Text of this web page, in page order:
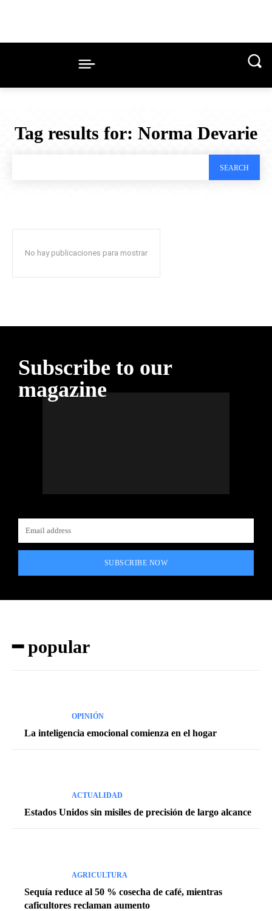
Tag results for: Norma Devarie
SEARCH
No hay publicaciones para mostrar
Subscribe to our
magazine
SUBSCRIBE NOW
━ popular
OPINIÓN
La inteligencia emocional comienza en el hogar
ACTUALIDAD
Estados Unidos sin misiles de precisión de largo alcance
AGRICULTURA
Sequía reduce al 50 % cosecha de café, mientras
caficultores reclaman aumento